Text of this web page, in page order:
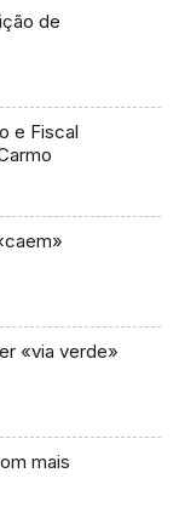
de
e Fiscal
«via verde»
mais